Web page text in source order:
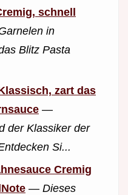
schnell
in
Blitz Pasta
zart das
—
der Klassiker der
Si...
Cremig
— Dieses